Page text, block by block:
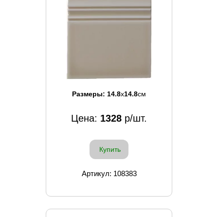
Размеры: 14.8x14.8см
Цена: 1328 р/шт.
Купить
Артикул: 108383